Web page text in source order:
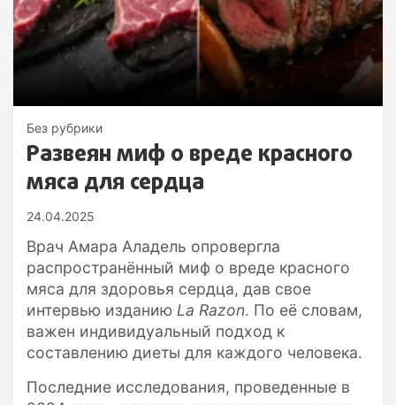
Без рубрики
Развеян миф о вреде красного
мяса для сердца
24.04.2025
Врач Амара Аладель опровергла
распространённый миф о вреде красного
мяса для здоровья сердца, дав свое
интервью изданию La Razon. По её словам,
важен индивидуальный подход к
составлению диеты для каждого человека.
Последние исследования, проведенные в